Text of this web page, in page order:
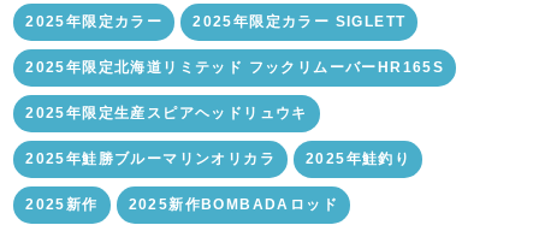
2025年限定カラー 2025年限定カラー SIGLETT
2025年限定北海道リミテッド フックリムーバーHR165S
2025年限定生産スピアヘッドリュウキ
2025年鮭勝ブルーマリンオリカラ 2025年鮭釣り
2025新作 2025新作BOMBADAロッド